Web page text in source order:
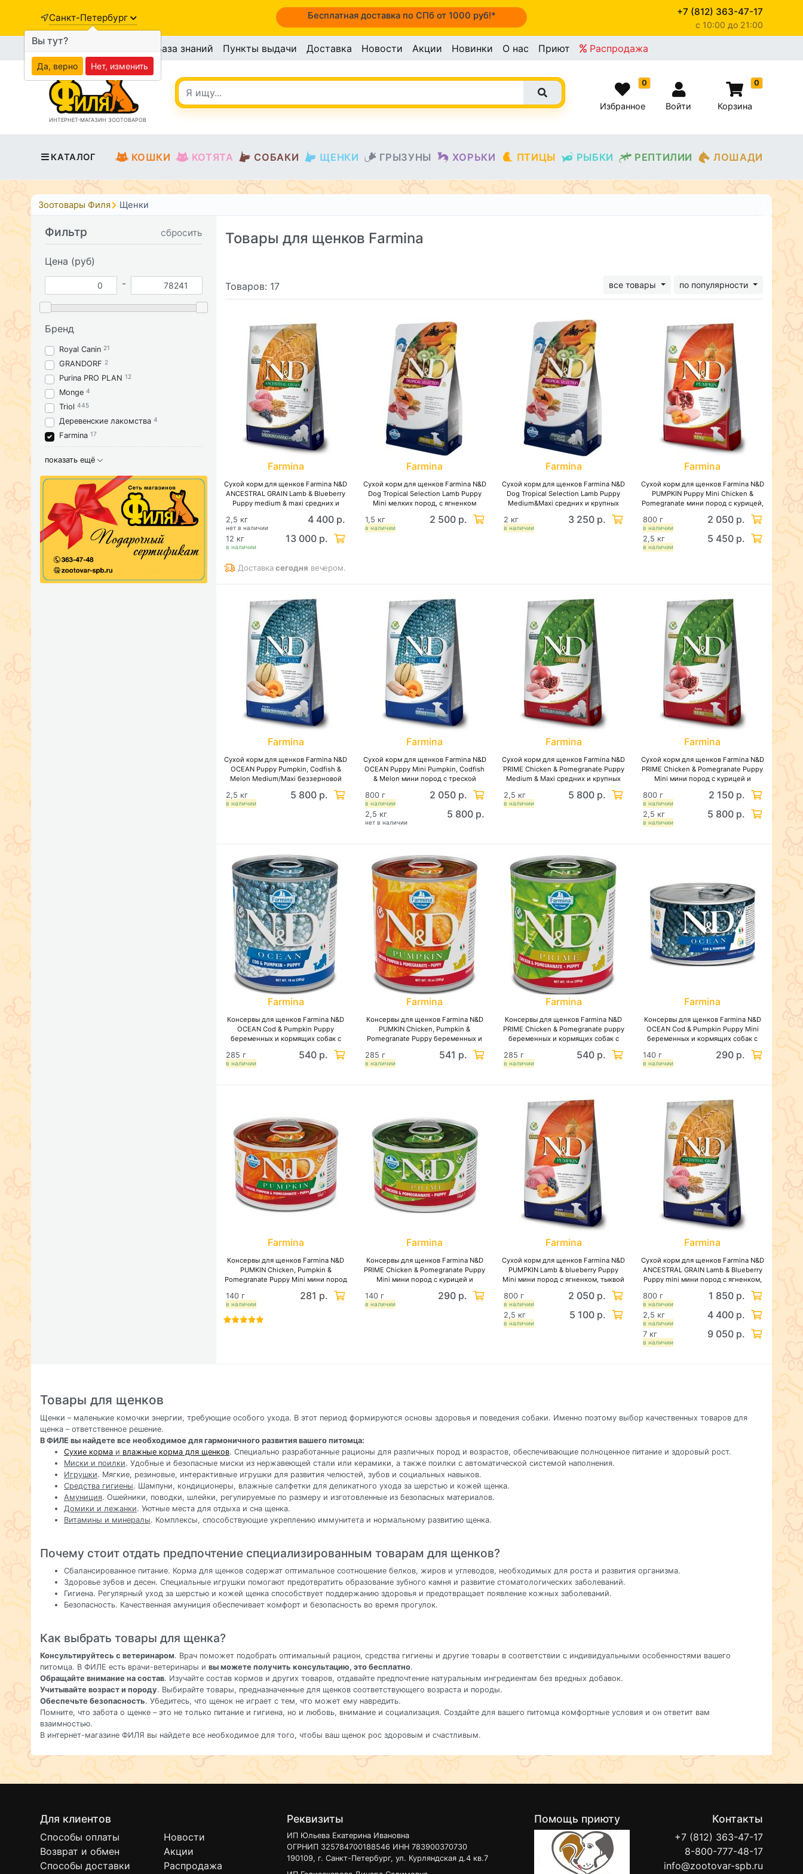
Санкт-Петербург Бесплатная доставка по СПб от 1000 руб!* +7 (812) 363-47-17
c 10:00 до 21:00
База знаний Пункты выдачи Доставка Новости Акции Новинки О нас Приют Распродажа
ИНТЕРНЕТ-МАГАЗИН ЗООТОВАРОВ
0
Избранное Войти
0
Корзина
КАТАЛОГ КОШКИ КОТЯТА СОБАКИ ЩЕНКИ ГРЫЗУНЫ ХОРЬКИ ПТИЦЫ РЫБКИ РЕПТИЛИИ ЛОШАДИ
Зоотовары Филя Щенки
Фильтр сбросить
Цена (руб)
-
Бренд
Royal Canin 21
GRANDORF 2
Purina PRO PLAN 12
Monge 4
Triol 445
Деревенские лакомства 4
Farmina 17
показать ещё
Товары для щенков Farmina
Товаров: 17 все товары по популярности
Farmina
Сухой корм для щенков Farmina N&D
ANCESTRAL GRAIN Lamb & Blueberry
Puppy medium & maxi средних и
спельтой, овсом и черникой,
низкозерновой
нет в наличии
2,5 кг 4 400 р.
в наличии
12 кг 13 000 р.
Доставкасегодня вечером.
Farmina
Сухой корм для щенков Farmina N&D
Dog Tropical Selection Lamb Puppy
Mini мелких пород, с ягненком
в наличии
1,5 кг 2 500 р.
Farmina
Сухой корм для щенков Farmina N&D
Dog Tropical Selection Lamb Puppy
Medium&Maxi средних и крупных
в наличии
2 кг 3 250 р.
Farmina
Сухой корм для щенков Farmina N&D
PUMPKIN Puppy Mini Chicken &
Pomegranate мини пород с курицей,
гранатом и тыквой, беззерновой
в наличии
800 г 2 050 р.
в наличии
2,5 кг 5 450 р.
Farmina
Сухой корм для щенков Farmina N&D
OCEAN Puppy Pumpkin, Codfish &
Melon Medium/Maxi беззерновой
для беременных и кормящих
средних и крупных пород треска,
в наличии
2,5 кг 5 800 р.
Farmina
Сухой корм для щенков Farmina N&D
OCEAN Puppy Mini Pumpkin, Codfish
& Melon мини пород с треской
тыквой и дыней, беззерновой
в наличии
800 г 2 050 р.
нет в наличии
2,5 кг 5 800 р.
Farmina
Сухой корм для щенков Farmina N&D
PRIME Chicken & Pomegranate Puppy
Medium & Maxi средних и крупных
пород с курицей и гранатом,
беззерновой
в наличии
2,5 кг 5 800 р.
Farmina
Сухой корм для щенков Farmina N&D
PRIME Chicken & Pomegranate Puppy
Mini мини пород с курицей и
в наличии
800 г 2 150 р.
в наличии
2,5 кг 5 800 р.
Farmina
Консервы для щенков Farmina N&D
OCEAN Cod & Pumpkin Puppy
беременных и кормящих собак с
треской и тыквой, беззерновые
в наличии
285 г 540 р.
Farmina
Консервы для щенков Farmina N&D
PUMKIN Chicken, Pumpkin &
Pomegranate Puppy беременных и
кормящих собак с курицей, тыквой и
гранатом, беззерновые
в наличии
285 г 541 р.
Farmina
Консервы для щенков Farmina N&D
PRIME Chicken & Pomegranate puppy
беременных и кормящих собак с
курицей и гранатом, беззерновые
в наличии
285 г 540 р.
Farmina
Консервы для щенков Farmina N&D
OCEAN Cod & Pumpkin Puppy Mini
беременных и кормящих собак с
треской и тыквой, беззерновые
в наличии
140 г 290 р.
Farmina
Консервы для щенков Farmina N&D
PUMKIN Chicken, Pumpkin &
Pomegranate Puppy Mini мини пород
с тыквой, курицей и гранатом,
беззерновые
в наличии
140 г 281 р.
Farmina
Консервы для щенков Farmina N&D
PRIME Chicken & Pomegranate Puppy
Mini мини пород с курицей и
в наличии
140 г 290 р.
Farmina
Сухой корм для щенков Farmina N&D
PUMPKIN Lamb & blueberry Puppy
Mini мини пород с ягненком, тыквой
в наличии
800 г 2 050 р.
в наличии
2,5 кг 5 100 р.
Farmina
Сухой корм для щенков Farmina N&D
ANCESTRAL GRAIN Lamb & Blueberry
Puppy mini мини пород с ягненком,
низкозерновой
в наличии
800 г 1 850 р.
в наличии
2,5 кг 4 400 р.
в наличии
7 кг 9 050 р.
Товары для щенков
Щенки – маленькие комочки энергии, требующие особого ухода. В этот период формируются основы здоровья и поведения собаки. Именно поэтому выбор качественных товаров для
щенка – ответственное решение.
В ФИЛЕ вы найдете все необходимое для гармоничного развития вашего питомца:
Сухие корма и влажные корма для щенков. Специально разработанные рационы для различных пород и возрастов, обеспечивающие полноценное питание и здоровый рост.
Миски и поилки. Удобные и безопасные миски из нержавеющей стали или керамики, а также поилки с автоматической системой наполнения.
Игрушки. Мягкие, резиновые, интерактивные игрушки для развития челюстей, зубов и социальных навыков.
Средства гигиены. Шампуни, кондиционеры, влажные салфетки для деликатного ухода за шерстью и кожей щенка.
Амуниция. Ошейники, поводки, шлейки, регулируемые по размеру и изготовленные из безопасных материалов.
Домики и лежанки. Уютные места для отдыха и сна щенка.
Витамины и минералы. Комплексы, способствующие укреплению иммунитета и нормальному развитию щенка.
Почему стоит отдать предпочтение специализированным товарам для щенков?
Сбалансированное питание. Корма для щенков содержат оптимальное соотношение белков, жиров и углеводов, необходимых для роста и развития организма.
Здоровье зубов и десен. Специальные игрушки помогают предотвратить образование зубного камня и развитие стоматологических заболеваний.
Гигиена. Регулярный уход за шерстью и кожей щенка способствует поддержанию здоровья и предотвращает появление кожных заболеваний.
Безопасность. Качественная амуниция обеспечивает комфорт и безопасность во время прогулок.
Как выбрать товары для щенка?
Консультируйтесь с ветеринаром. Врач поможет подобрать оптимальный рацион, средства гигиены и другие товары в соответствии с индивидуальными особенностями вашего
питомца. В ФИЛЕ есть врачи-ветеринары и вы можете получить консультацию, это бесплатно.
Обращайте внимание на состав. Изучайте состав кормов и других товаров, отдавайте предпочтение натуральным ингредиентам без вредных добавок.
Учитывайте возраст и породу. Выбирайте товары, предназначенные для щенков соответствующего возраста и породы.
Обеспечьте безопасность. Убедитесь, что щенок не играет с тем, что может ему навредить.
Помните, что забота о щенке – это не только питание и гигиена, но и любовь, внимание и социализация. Создайте для вашего питомца комфортные условия и он ответит вам
взаимностью.
В интернет-магазине ФИЛЯ вы найдете все необходимое для того, чтобы ваш щенок рос здоровым и счастливым.
Для клиентов
Способы оплаты
Возврат и обмен
Способы доставки
Новости
Акции
Распродажа
Реквизиты
ИП Юльева Екатерина Ивановна
ОГРНИП 325784700188546 ИНН 783900370730
190109, г. Санкт-Петербург, ул. Курляндская д.4 кв.7
Помощь приюту Контакты
+7 (812) 363-47-17
8-800-777-48-17
info@zootovar-spb.ru
Вы тут?
Да, верно Нет, изменить